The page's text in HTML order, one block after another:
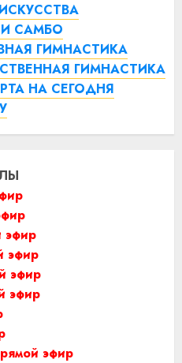
САМБО
ГИМНАСТИКА
ГИМНАСТИКА
НА СЕГОДНЯ
эфир
эфир
эфир
эфир